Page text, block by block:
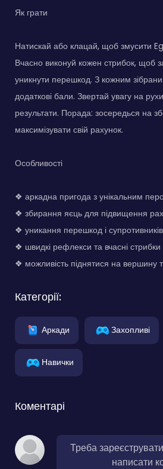
Як грати
Натискай або клацай, щоб змусити
Вчасно виконуй кожен стрибок, щоб
уникнути перешкод. З кожним
додаткові бали. Звертай увагу на
результати. Порада: зосередься на
максимізувати свій рахунок.
Особливості
❖ аркадна пригода з унікальним
❖ збирання яєць для підвищення
❖ уникання перешкод і супротивників
❖ швидкі рефлекси та вчасні стрибки
❖ можливість піднятися на вершину
Категорії:
Аркади Захопливі
Навички
Коментарі
Треба
написати